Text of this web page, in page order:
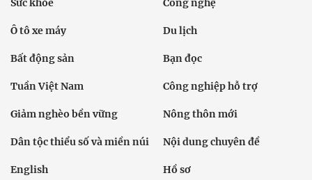
Sức khỏe Công nghệ
Ô tô xe máy Du lịch
Bất động sản Bạn đọc
Tuần Việt Nam Công nghiệp hỗ trợ
Giảm nghèo bền vững Nông thôn mới
Dân tộc thiểu số và miền núi Nội dung chuyên đề
English Hồ sơ